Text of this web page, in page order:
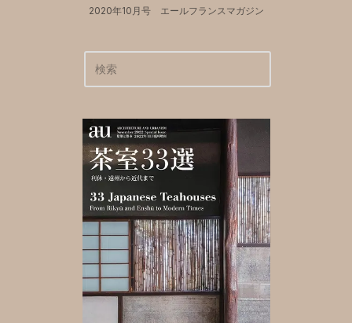
2020年10月号 エールフランスマガジン